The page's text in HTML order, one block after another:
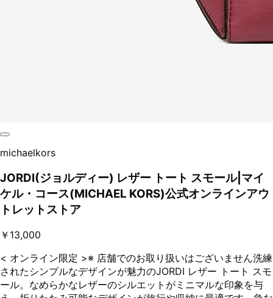
michaelkors
JORDI(ジョルディー) レザー トート スモール|マイ
ケル・コース(MICHAEL KORS)公式オンラインアウ
トレットストア
￥13,000
< オンライン限定 >※ 店舗でのお取り扱いはございません洗練
されたシンプルなデザインが魅力のJORDI レザー トート スモ
ール。なめらかなレザーのシルエットがミニマルな印象を与